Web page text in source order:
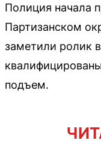
Полиция начала
Партизанском
заметили ролик
подъем.